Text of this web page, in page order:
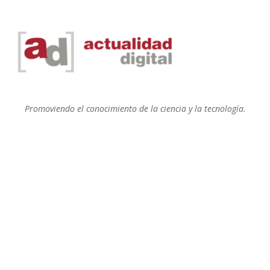
Promoviendo el conocimiento de la ciencia y la tecnología.